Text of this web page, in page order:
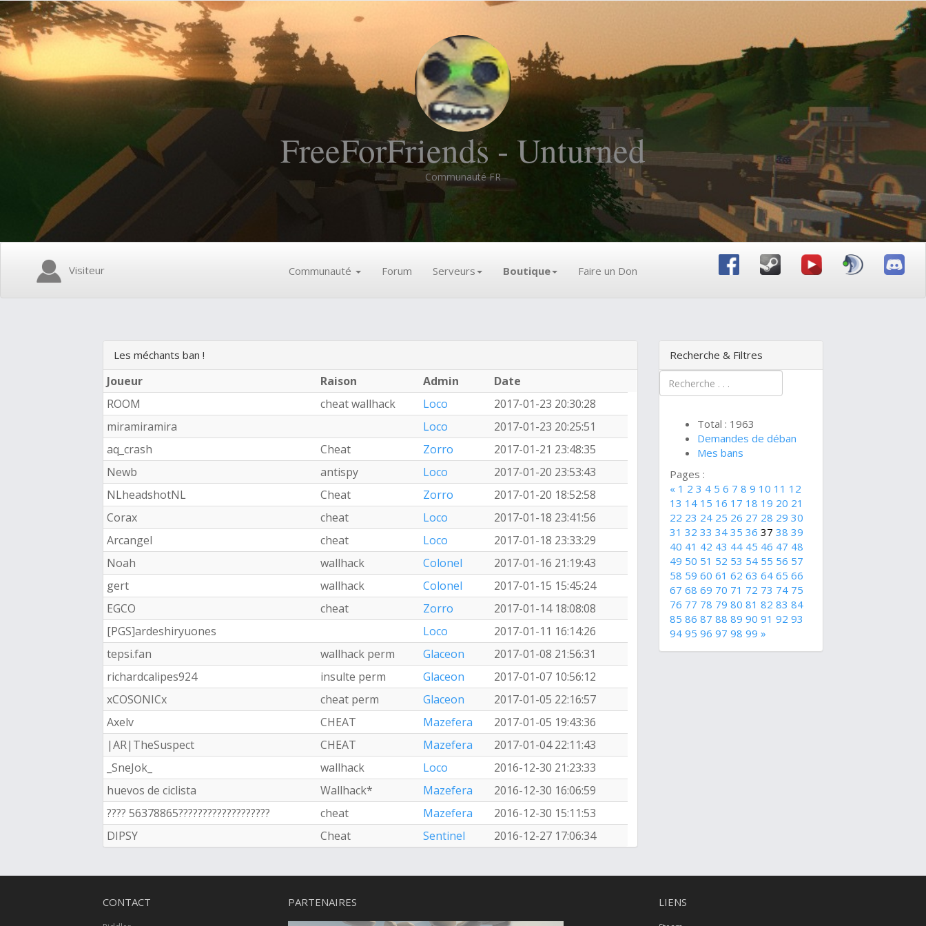
FreeForFriends - Unturned
Communauté FR
Visiteur Communauté Forum Serveurs Boutique Faire un Don
Les méchants ban !
Joueur Raison Admin
Date
ROOM
cheat wallhack Loco
2017-01-23 20:30:28
miramiramira
Loco
2017-01-23 20:25:51
aq_crash
Cheat Zorro
2017-01-21 23:48:35
Newb
antispy Loco
2017-01-20 23:53:43
NLheadshotNL
Cheat Zorro
2017-01-20 18:52:58
Corax
cheat Loco
2017-01-18 23:41:56
Arcangel
cheat Loco
2017-01-18 23:33:29
Noah
wallhack Colonel
2017-01-16 21:19:43
gert
wallhack Colonel
2017-01-15 15:45:24
EGCO
cheat Zorro
2017-01-14 18:08:08
[PGS]ardeshiryuones
Loco
2017-01-11 16:14:26
tepsi.fan
wallhack perm Glaceon
2017-01-08 21:56:31
richardcalipes924
insulte perm Glaceon
2017-01-07 10:56:12
xCOSONICx
cheat perm Glaceon
2017-01-05 22:16:57
Axelv
CHEAT Mazefera
2017-01-05 19:43:36
|AR|TheSuspect
CHEAT Mazefera
2017-01-04 22:11:43
_SneJok_
wallhack Loco
2016-12-30 21:23:33
huevos de ciclista
Wallhack* Mazefera
2016-12-30 16:06:59
???? 56378865???????????????????
cheat Mazefera
2016-12-30 15:11:53
DIPSY
Cheat Sentinel 2016-12-27 17:06:34
Recherche & Filtres
Total : 1963
Demandes de déban
Mes bans
Pages :
« 1 2 3 4 5 6 7 8 9 10 11 12
13 14 15 16 17 18 19 20 21
22 23 24 25 26 27 28 29 30
31 32 33 34 35 36 37 38 39
40 41 42 43 44 45 46 47 48
49 50 51 52 53 54 55 56 57
58 59 60 61 62 63 64 65 66
67 68 69 70 71 72 73 74 75
76 77 78 79 80 81 82 83 84
85 86 87 88 89 90 91 92 93
94 95 96 97 98 99 »
CONTACT PARTENAIRES LIENS